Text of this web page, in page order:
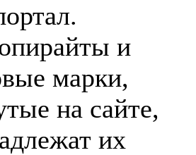
и
марки,
на сайте,
их